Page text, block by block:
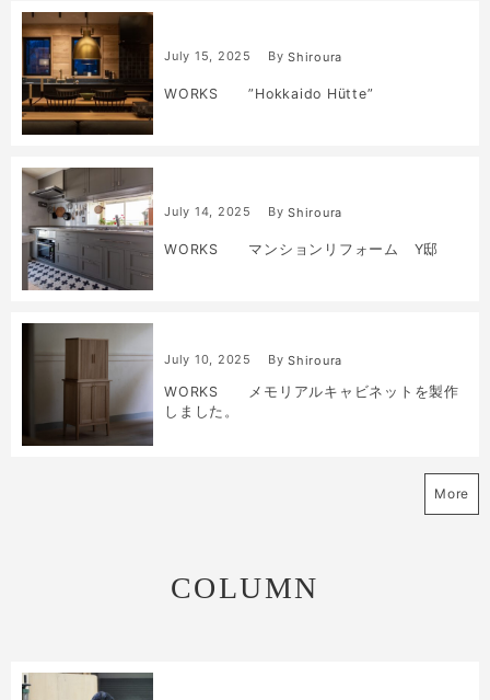
July 15, 2025 By Shiroura
WORKS ”Hokkaido Hütte”
July 14, 2025 By Shiroura
WORKS マンションリフォーム Y邸
July 10, 2025 By Shiroura
WORKS メモリアルキャビネットを製作
しました。
More
COLUMN